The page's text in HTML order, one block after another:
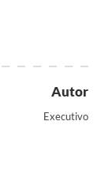
Autor
Executivo